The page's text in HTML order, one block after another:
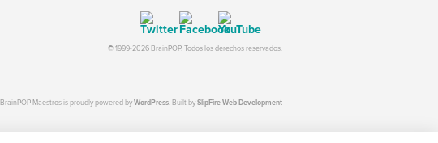
© 1999-2026 BrainPOP. Todos los derechos reservados.
BrainPOP Maestros is proudly powered byWordPress. Built bySlipFire Web Development